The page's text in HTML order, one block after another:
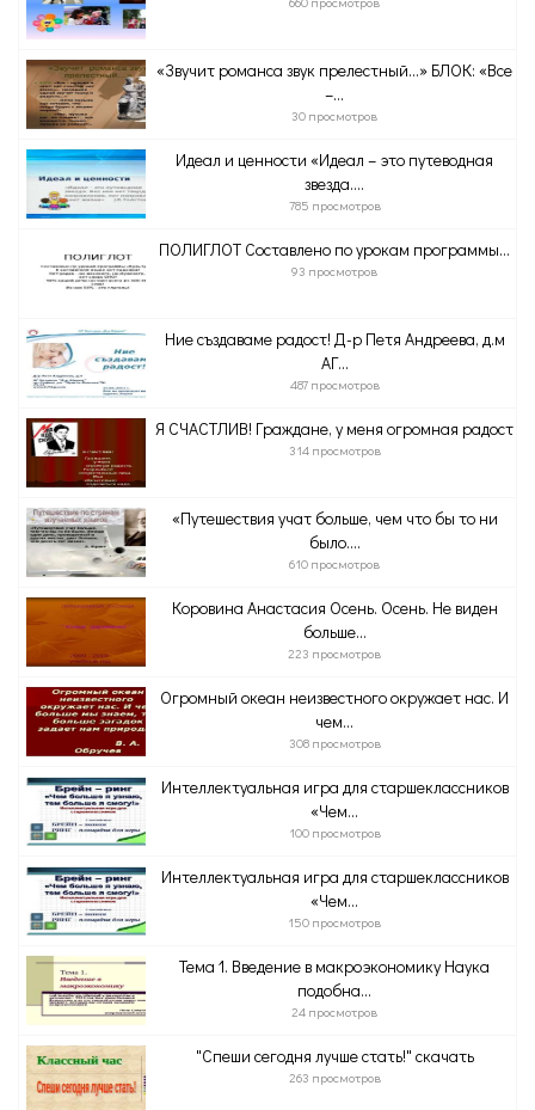
«Звучит романса звук прелестный…» БЛОК: «Все
–...
30 просмотров
Идеал и ценности «Идеал – это путеводная
звезда....
785 просмотров
ПОЛИГЛОТ Составлено по урокам программы...
93 просмотров
Ние създаваме радост! Д-р Петя Андреева, д.м
АГ...
487 просмотров
Я СЧАСТЛИВ! Граждане, у меня огромная радост
314 просмотров
«Путешествия учат больше, чем что бы то ни
было....
610 просмотров
Коровина Анастасия Осень. Осень. Не виден
больше...
223 просмотров
Огромный океан неизвестного окружает нас. И
чем...
308 просмотров
Интеллектуальная игра для старшеклассников
«Чем...
100 просмотров
Интеллектуальная игра для старшеклассников
«Чем...
150 просмотров
Тема 1. Введение в макроэкономику Наука
подобна...
24 просмотров
"Спеши сегодня лучше стать!" скачать
263 просмотров